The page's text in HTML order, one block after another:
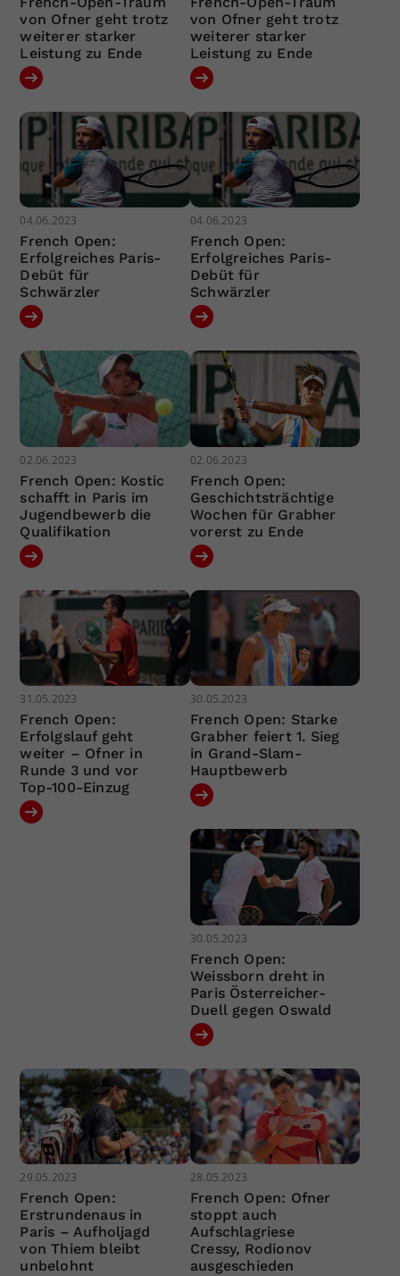
von Ofner geht trotz
weiterer starker
Leistung zu Ende
von Ofner geht trotz
weiterer starker
Leistung zu Ende
04.06.2023
French Open:
Erfolgreiches Paris-
Debüt für
Schwärzler
04.06.2023
French Open:
Erfolgreiches Paris-
Debüt für
Schwärzler
02.06.2023
French Open: Kostic
schafft in Paris im
Jugendbewerb die
Qualifikation
02.06.2023
French Open:
Geschichtsträchtige
Wochen für Grabher
vorerst zu Ende
31.05.2023
French Open:
Erfolgslauf geht
weiter – Ofner in
Runde 3 und vor
Top-100-Einzug
30.05.2023
French Open: Starke
Grabher feiert 1. Sieg
in Grand-Slam-
Hauptbewerb
30.05.2023
French Open:
Weissborn dreht in
Paris Österreicher-
Duell gegen Oswald
29.05.2023
French Open:
Erstrundenaus in
Paris – Aufholjagd
von Thiem bleibt
unbelohnt
28.05.2023
French Open: Ofner
stoppt auch
Aufschlagriese
Cressy, Rodionov
ausgeschieden